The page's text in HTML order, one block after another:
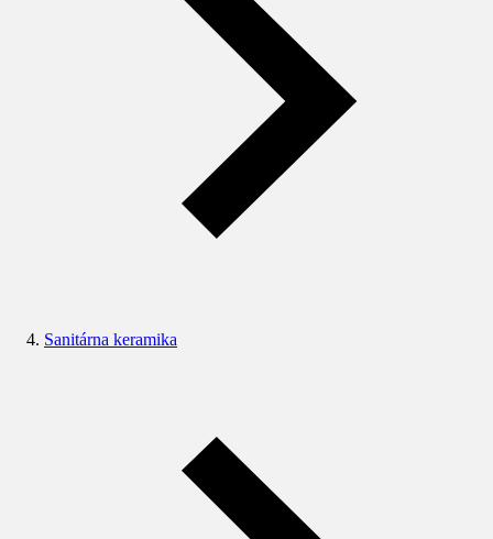
Sanitárna keramika